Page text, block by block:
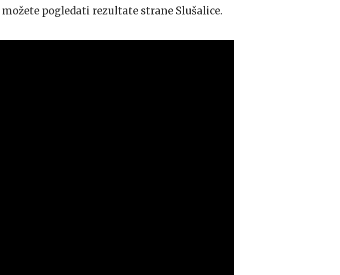
pogledati rezultate strane Slušalice.